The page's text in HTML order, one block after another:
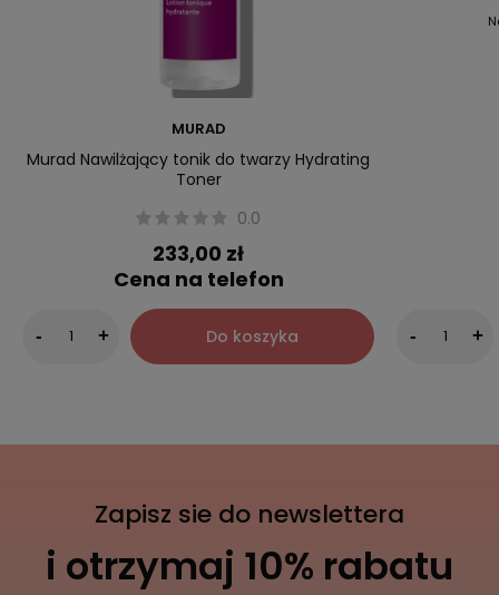
MURAD
Murad Nawilżający tonik do twarzy Hydrating
Toner
0.0
233,00 zł
Cena na telefon
- + Do koszyka - +
Zapisz sie do newslettera
i otrzymaj 10% rabatu